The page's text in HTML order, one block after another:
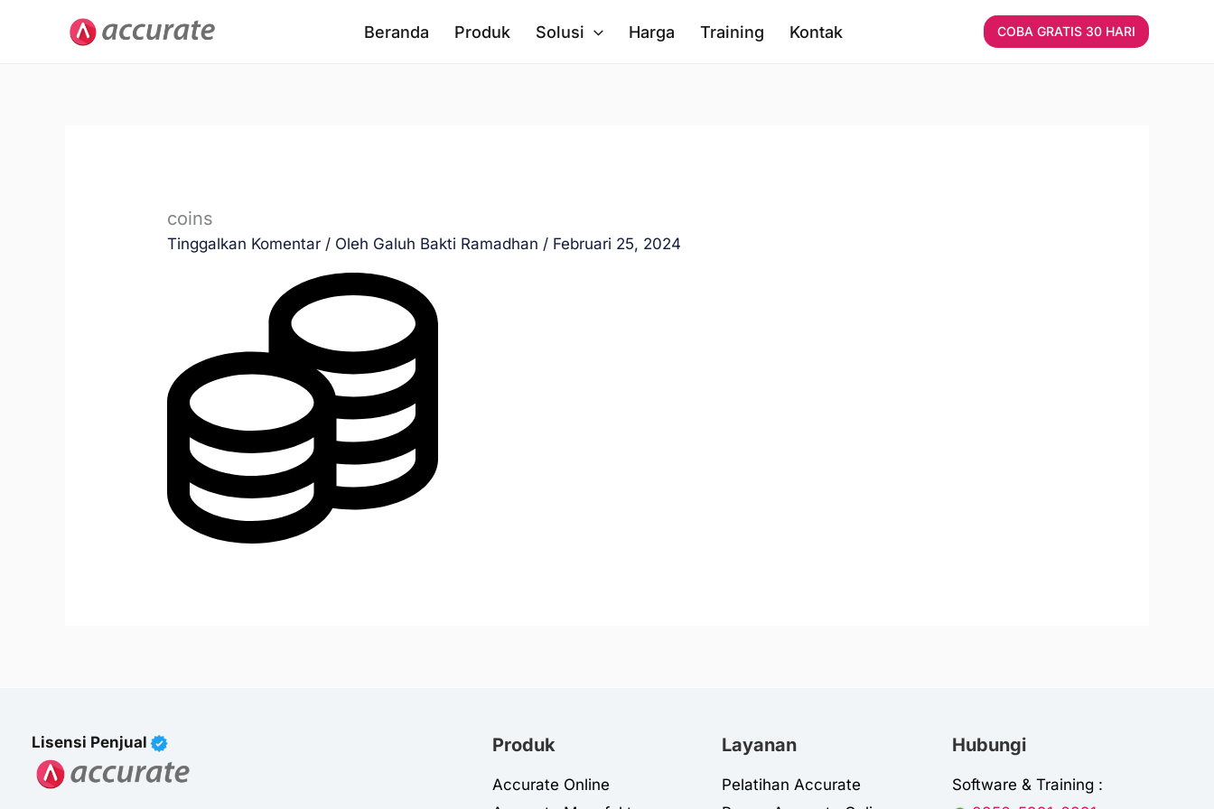
Beranda Produk Solusi Harga Training Kontak COBA GRATIS 30 HARI
coins
Tinggalkan Komentar / Oleh Galuh Bakti Ramadhan / Februari 25, 2024
Lisensi Penjual Produk
Accurate Online
Layanan
Pelatihan Accurate
Hubungi
Software & Training :